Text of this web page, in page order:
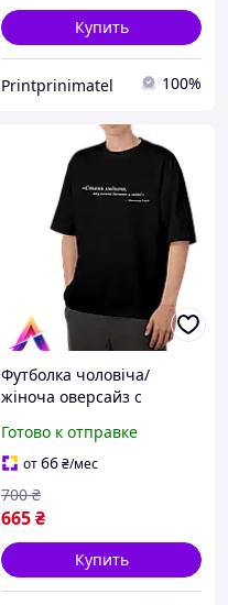
Купить
Printprinimatel 100%
Футболка чоловіча/
жіноча оверсайз с
яку хочеш бачити у світі!"
Футболка з написом Ганді
Готово к отправке
от66₴/мес
665₴
700 ₴
Купить